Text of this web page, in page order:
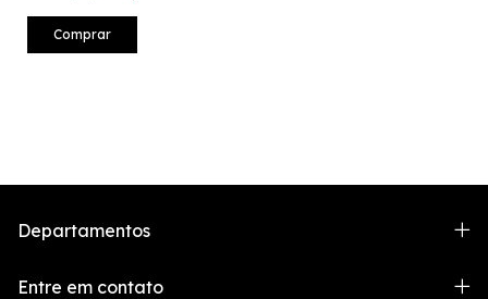
Comprar
Departamentos
Entre em contato